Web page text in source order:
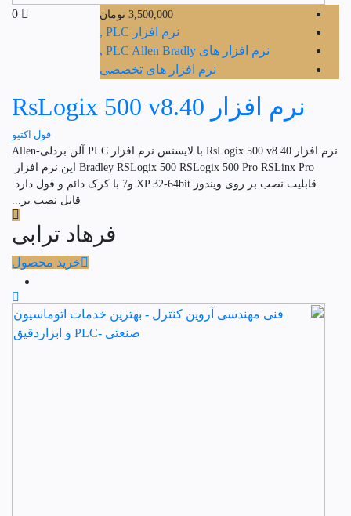
3,500,000 تومان
نرم افزار PLC ,
نرم افزار های PLC Allen Bradly ,
نرم افزار های تخصصی
نرم افزار RsLogix 500 v8.40
فول اکتیو
نرم افزار RsLogix 500 v8.40 با لایسنس نرم افزار PLC آلن بردلی-Allen
Bradley RSLogix 500 RSLogix 500 Pro RSLinx Pro این نرم افزار
قابلیت نصب بر روی ویندوز XP 32-64bit و7 با کرک دائم و فول دارد.
قابل نصب بر...
فرهاد ترابی
خرید محصول